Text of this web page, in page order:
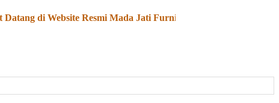
di Website Resmi Mada Jati Furniture - Kami Menjual dan